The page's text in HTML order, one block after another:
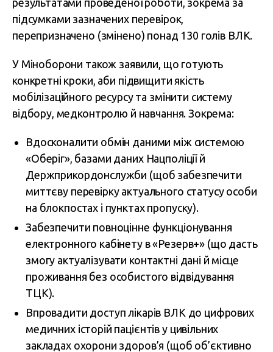
результатами проведеної роботи, зокрема за
підсумками зазначених перевірок,
перепризначено (змінено) понад 130 голів ВЛК.
У Міноборони також заявили, що готують
конкретні кроки, аби підвищити якість
мобілізаційного ресурсу та змінити систему
відбору, медконтролю й навчання. Зокрема:
Вдосконалити обмін даними між системою
«Оберіг», базами даних Нацполіції й
Держприкордонслужби (щоб забезпечити
миттєву перевірку актуального статусу особи
на блокпостах і пунктах пропуску).
Забезпечити повноцінне функціонування
електронного кабінету в «Резерв+» (що дасть
змогу актуалізувати контактні дані й місце
проживання без особистого відвідування
ТЦК).
Впровадити доступ лікарів ВЛК до цифрових
медичних історій пацієнтів у цивільних
закладах охорони здоров’я (щоб об’єктивно